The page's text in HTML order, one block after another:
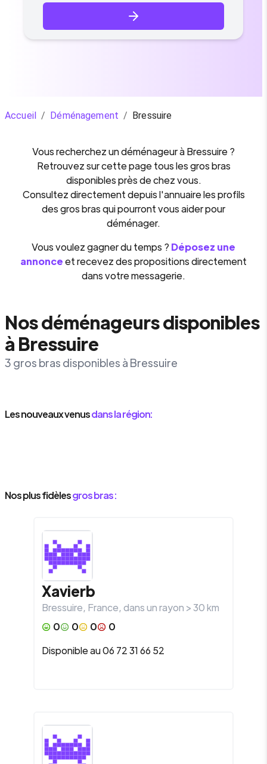
Accueil / Déménagement / Bressuire
Vous recherchez undéménageuràBressuire?
Retrouvez sur cette page tous les gros bras
disponibles près de chez vous.
Consultez directement depuis l'annuaire les profils
des gros bras qui pourront vous aider pour
déménager.
Vous voulez gagner du temps ? Déposez une
annonceet recevez des propositions directement
dans votre messagerie.
Nos déménageurs disponibles
à Bressuire
3 gros bras disponibles à Bressuire
Les nouveaux venusdans la région:
Nos plus fidèlesgros bras :
Xavierb
Bressuire, France, dans un rayon >30km
0
0 0
0
Disponible au 06 72 31 66 52